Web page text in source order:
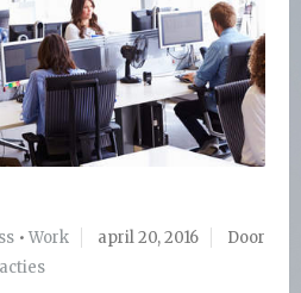
• Work april 20, 2016
Door